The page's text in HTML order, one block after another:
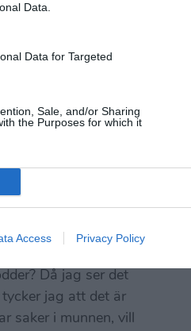
Data.
Data for Targeted
Sale, and/or Sharing
the Purposes for which it
Access Privacy Policy
Då jag ser det
jag att det är
saker i munnen, vill